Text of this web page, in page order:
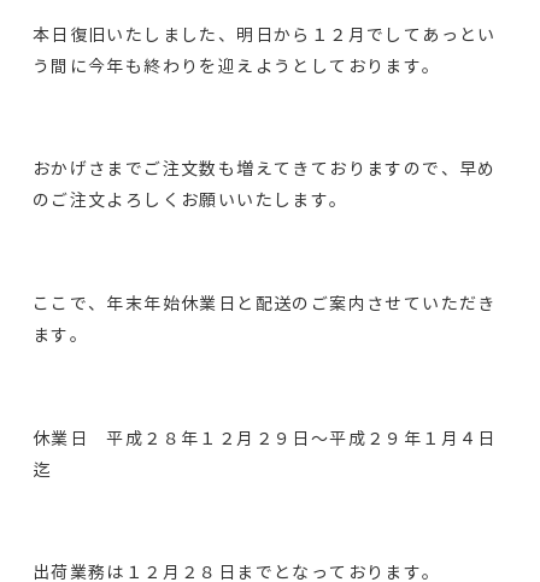
本日復旧いたしました、明日から１２月でしてあっとい
う間に今年も終わりを迎えようとしております。
おかげさまでご注文数も増えてきておりますので、早め
のご注文よろしくお願いいたします。
ここで、年末年始休業日と配送のご案内させていただき
ます。
休業日 平成２８年１２月２９日～平成２９年１月４日
迄
出荷業務は１２月２８日までとなっております。